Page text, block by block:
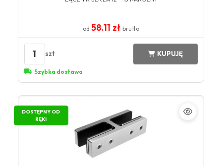
od 58.11 zł brutto
1 szt KUPUJĘ
Szybka dostawa
DOSTĘPNY OD
RĘKI